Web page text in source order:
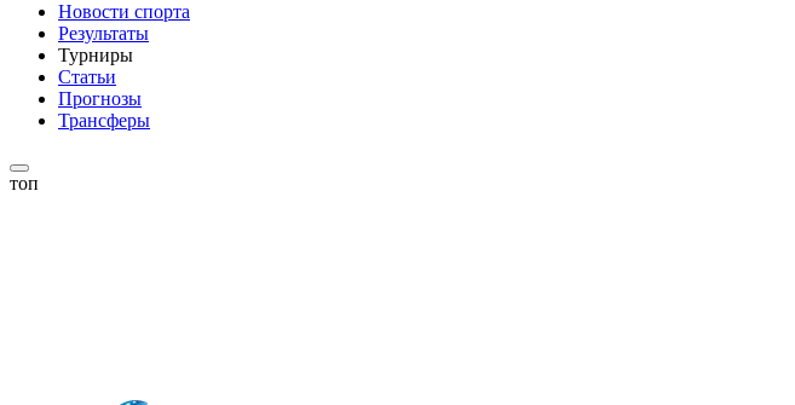
Новости спорта
Результаты
Турниры
Статьи
Прогнозы
Трансферы
топ